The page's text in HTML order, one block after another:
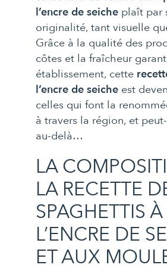
l’encre de seiche plaît par
originalité, tant visuelle
Grâce à la qualité des
côtes et la fraîcheur
établissement, cette
l’encre de seiche est
celles qui font la
à travers la région, et
au-delà…
LA
LA RECETTE
SPAGHETTIS À
L’ENCRE DE
ET AUX